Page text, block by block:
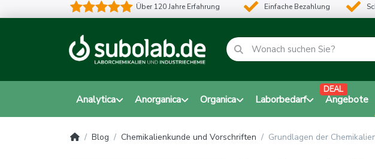
Über 120 Jahre Erfahrung Einfache Bezahlung
Analytica Anorganica Organica Laborbedarf Angebote
DEAL
Blog Chemikalienkunde und Vorschriften Grundlagen der